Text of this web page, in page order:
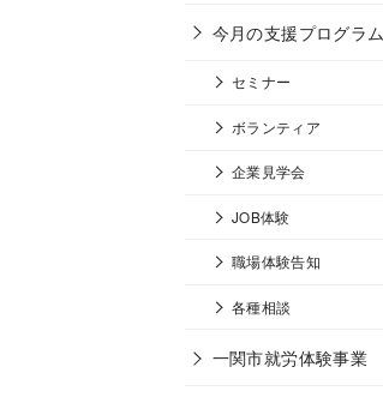
今月の支援プログラム
セミナー
ボランティア
企業見学会
JOB体験
職場体験告知
各種相談
一関市就労体験事業